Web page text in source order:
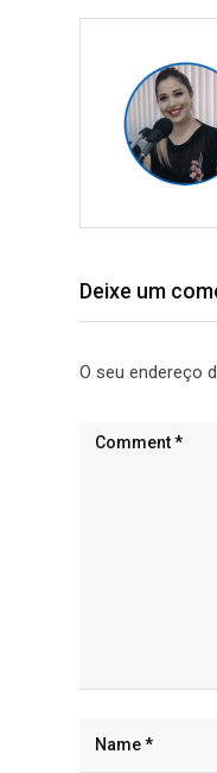
Deixe um
O seu endereço